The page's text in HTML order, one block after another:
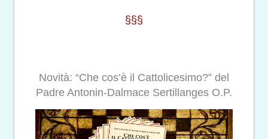
§§§
Novità: “Che cos’è il Cattolicesimo?” del
Padre Antonin-Dalmace Sertillanges O.P.